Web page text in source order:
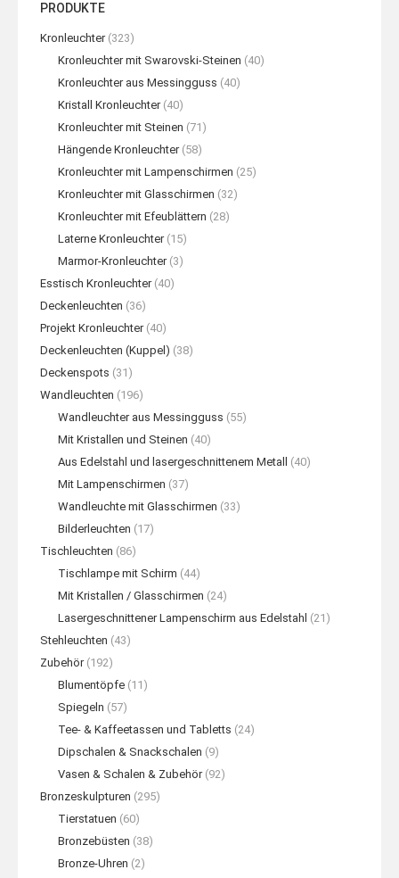
PRODUKTE
Kronleuchter (323)
Kronleuchter mit Swarovski-Steinen (40)
Kronleuchter aus Messingguss (40)
Kristall Kronleuchter (40)
Kronleuchter mit Steinen (71)
Hängende Kronleuchter (58)
Kronleuchter mit Lampenschirmen (25)
Kronleuchter mit Glasschirmen (32)
Kronleuchter mit Efeublättern (28)
Laterne Kronleuchter (15)
Marmor-Kronleuchter (3)
Esstisch Kronleuchter (40)
Deckenleuchten (36)
Projekt Kronleuchter (40)
Deckenleuchten (Kuppel) (38)
Deckenspots (31)
Wandleuchten (196)
Wandleuchter aus Messingguss (55)
Mit Kristallen und Steinen (40)
Aus Edelstahl und lasergeschnittenem Metall
(40)
Mit Lampenschirmen (37)
Wandleuchte mit Glasschirmen (33)
Bilderleuchten (17)
Tischleuchten (86)
Tischlampe mit Schirm (44)
Mit Kristallen / Glasschirmen (24)
Lasergeschnittener Lampenschirm aus Edelstahl (21)
Stehleuchten (43)
Zubehör (192)
Blumentöpfe (11)
Spiegeln (57)
Tee- & Kaffeetassen und Tabletts (24)
Dipschalen & Snackschalen (9)
Vasen & Schalen & Zubehör (92)
Bronzeskulpturen (295)
Tierstatuen (60)
Bronzebüsten (38)
Bronze-Uhren (2)